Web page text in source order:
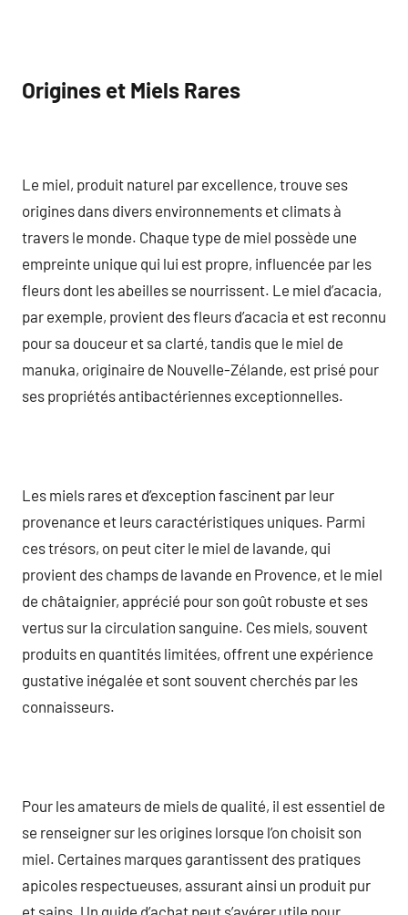
Origines et Miels Rares
Le miel, produit naturel par excellence, trouve ses
origines dans divers environnements et climats à
travers le monde. Chaque type de miel possède une
empreinte unique qui lui est propre, influencée par les
fleurs dont les abeilles se nourrissent. Le miel d’acacia,
par exemple, provient des fleurs d’acacia et est reconnu
pour sa douceur et sa clarté, tandis que le miel de
manuka, originaire de Nouvelle-Zélande, est prisé pour
ses propriétés antibactériennes exceptionnelles.
Les miels rares et d’exception fascinent par leur
provenance et leurs caractéristiques uniques. Parmi
ces trésors, on peut citer le miel de lavande, qui
provient des champs de lavande en Provence, et le miel
de châtaignier, apprécié pour son goût robuste et ses
vertus sur la circulation sanguine. Ces miels, souvent
produits en quantités limitées, offrent une expérience
gustative inégalée et sont souvent cherchés par les
connaisseurs.
Pour les amateurs de miels de qualité, il est essentiel de
se renseigner sur les origines lorsque l’on choisit son
miel. Certaines marques garantissent des pratiques
apicoles respectueuses, assurant ainsi un produit pur
et sains. Un guide d’achat peut s’avérer utile pour